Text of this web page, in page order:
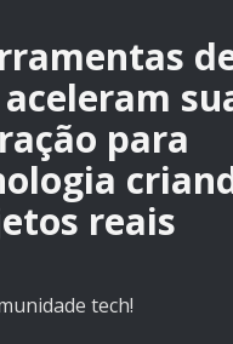
para
reais
tech!